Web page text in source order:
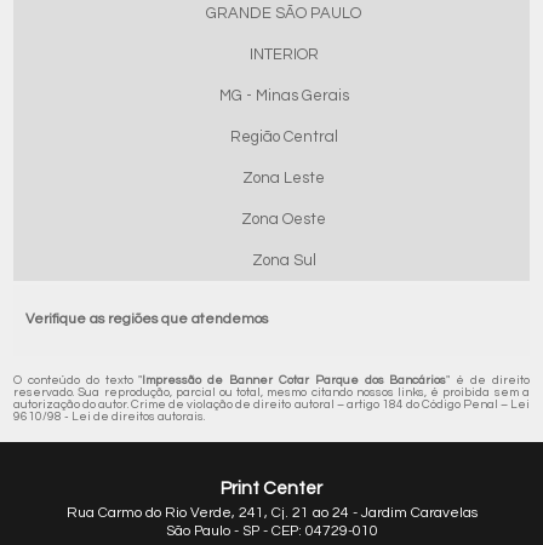
GRANDE SÃO PAULO
INTERIOR
MG - Minas Gerais
Região Central
Zona Leste
Zona Oeste
Zona Sul
Verifique as regiões que atendemos
O conteúdo do texto " Impressão de Banner Cotar Parque dos Bancários" é de direito
reservado. Sua reprodução, parcial ou total, mesmo citando nossos links, é proibida sem a
autorização do autor. Crime de violação de direito autoral – artigo 184 do Código Penal – Lei
9610/98 - Lei de direitos autorais.
Print Center
Rua Carmo do Rio Verde, 241, Cj. 21 ao 24 - Jardim Caravelas
São Paulo - SP - CEP: 04729-010